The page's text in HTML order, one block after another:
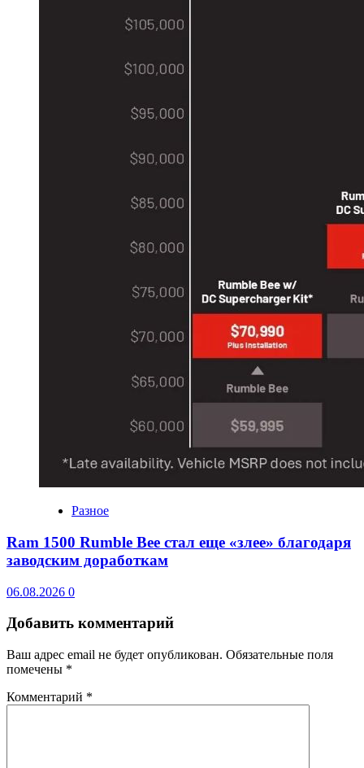
Разное
Ram 1500 Rumble Bee стал еще «злее» благодаря
заводским доработкам
06.08.2026 0
Добавить комментарий
Ваш адрес email не будет опубликован. Обязательные поля
помечены *
Комментарий *